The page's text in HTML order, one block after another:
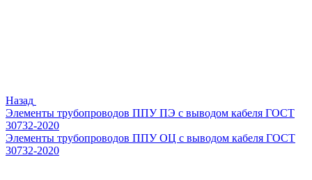
Назад
Элементы трубопроводов ППУ ПЭ с выводом кабеля ГОСТ
30732-2020
Элементы трубопроводов ППУ ОЦ с выводом кабеля ГОСТ
30732-2020